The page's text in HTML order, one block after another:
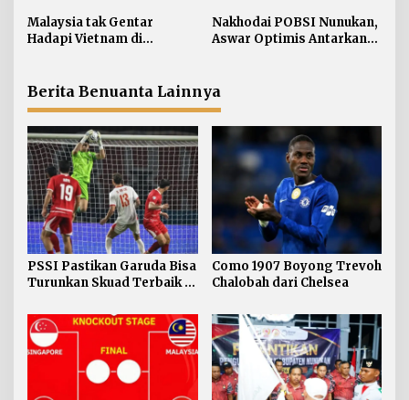
o
Malaysia tak Gentar
Hadapi Vietnam di
Nakhodai POBSI Nunukan,
Aswar Optimis Antarkan
Berita Benuanta Lainnya
PSSI Pastikan Garuda Bisa
Turunkan Skuad Terbaik di
Como 1907 Boyong Trevoh
Chalobah dari Chelsea